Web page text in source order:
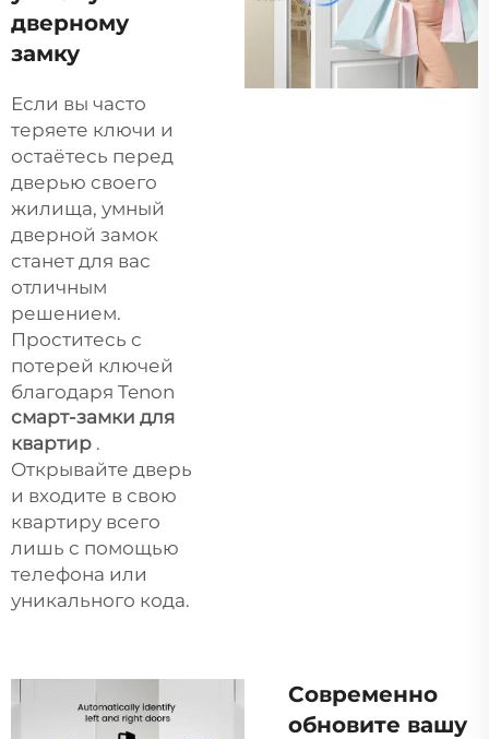
дверному
замку
Если вы часто
теряете ключи и
остаётесь перед
дверью своего
жилища, умный
дверной замок
станет для вас
отличным
решением.
Проститесь с
потерей ключей
благодаря Tenon
смарт-замки для
квартир .
Открывайте дверь
и входите в свою
квартиру всего
лишь с помощью
телефона или
уникального кода.
Современно
обновите вашу